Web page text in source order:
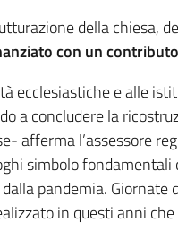
della chiesa,
con un
ecclesiastiche e alle
a concludere la
afferma l’assessore
simbolo
pandemia. Giornate
in questi anni